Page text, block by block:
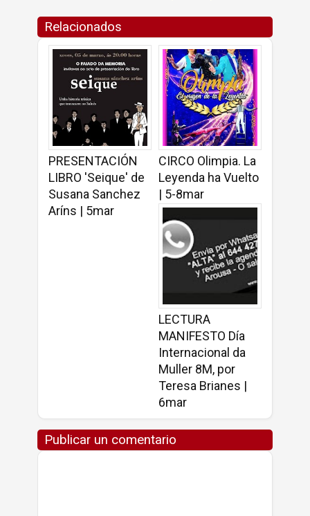
Relacionados
PRESENTACIÓN
LIBRO 'Seique' de
Susana Sanchez
Aríns | 5mar
CIRCO Olimpia. La
Leyenda ha Vuelto
| 5-8mar
LECTURA
MANIFESTO Día
Internacional da
Muller 8M, por
Teresa Brianes |
6mar
Publicar un comentario